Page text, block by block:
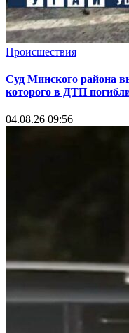
Происшествия
Суд Минского района
которого в ДТП
04.08.26 09:56